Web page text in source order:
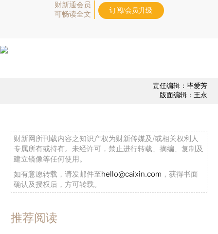
财新通会员
可畅读全文
订阅/会员升级
责任编辑：毕爱芳
版面编辑：王永
财新网所刊载内容之知识产权为财新传媒及/或相关权利人
专属所有或持有。未经许可，禁止进行转载、摘编、复制及
建立镜像等任何使用。
如有意愿转载，请发邮件至hello@caixin.com ，获得书面
确认及授权后，方可转载。
推荐阅读